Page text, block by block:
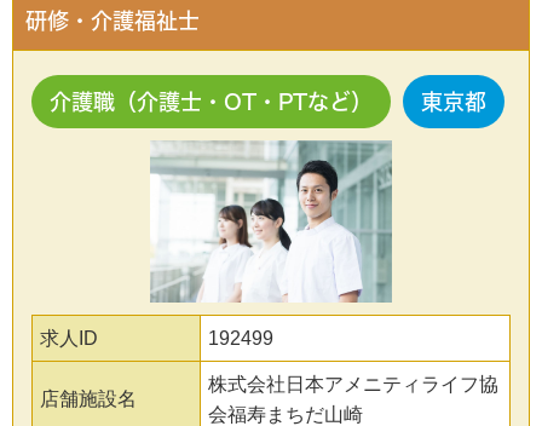
研修・介護福祉士
介護職（介護士・OT・PTなど） 東京都
求人ID 192499
店舗施設名
株式会社日本アメニティライフ協
会福寿まちだ山崎